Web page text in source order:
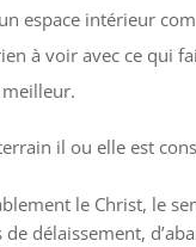
espace intérieur
à voir avec ce qui
il ou elle est
le Christ, le
délaissement,